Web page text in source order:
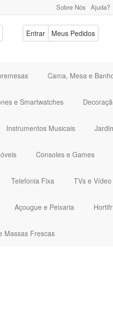
Sobre Nós Ajuda?
Entrar Meus Pedidos
Cama, Mesa e
e Smartwatches
Instrumentos Musicais
Consoles e Games
Telefonia Fixa TVs e Vídeo
Açougue e Peixaria
Massas Frescas